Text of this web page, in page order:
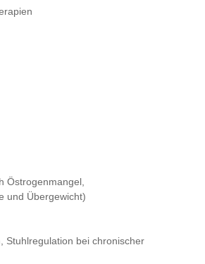
Östrogenmangel,
und Übergewicht)
Stuhlregulation bei chronischer